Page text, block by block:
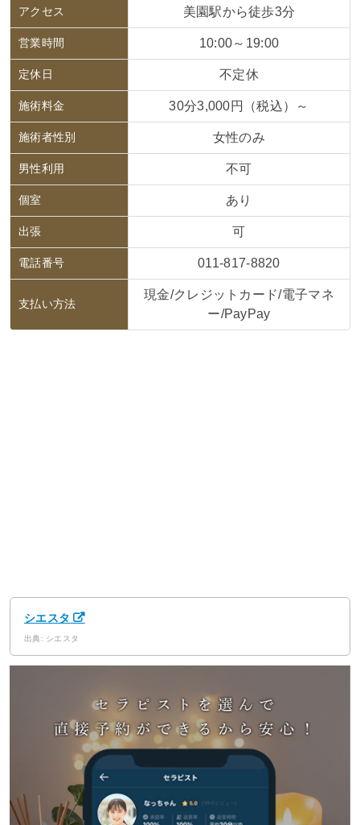
アクセス 美園駅から徒歩3分
営業時間 10:00～19:00
定休日 不定休
施術料金 30分3,000円（税込）～
施術者性別 女性のみ
男性利用 不可
個室 あり
出張 可
電話番号 011-817-8820
支払い方法
現金/クレジットカード/電子マネ
ー/PayPay
シエスタ
出典: シエスタ